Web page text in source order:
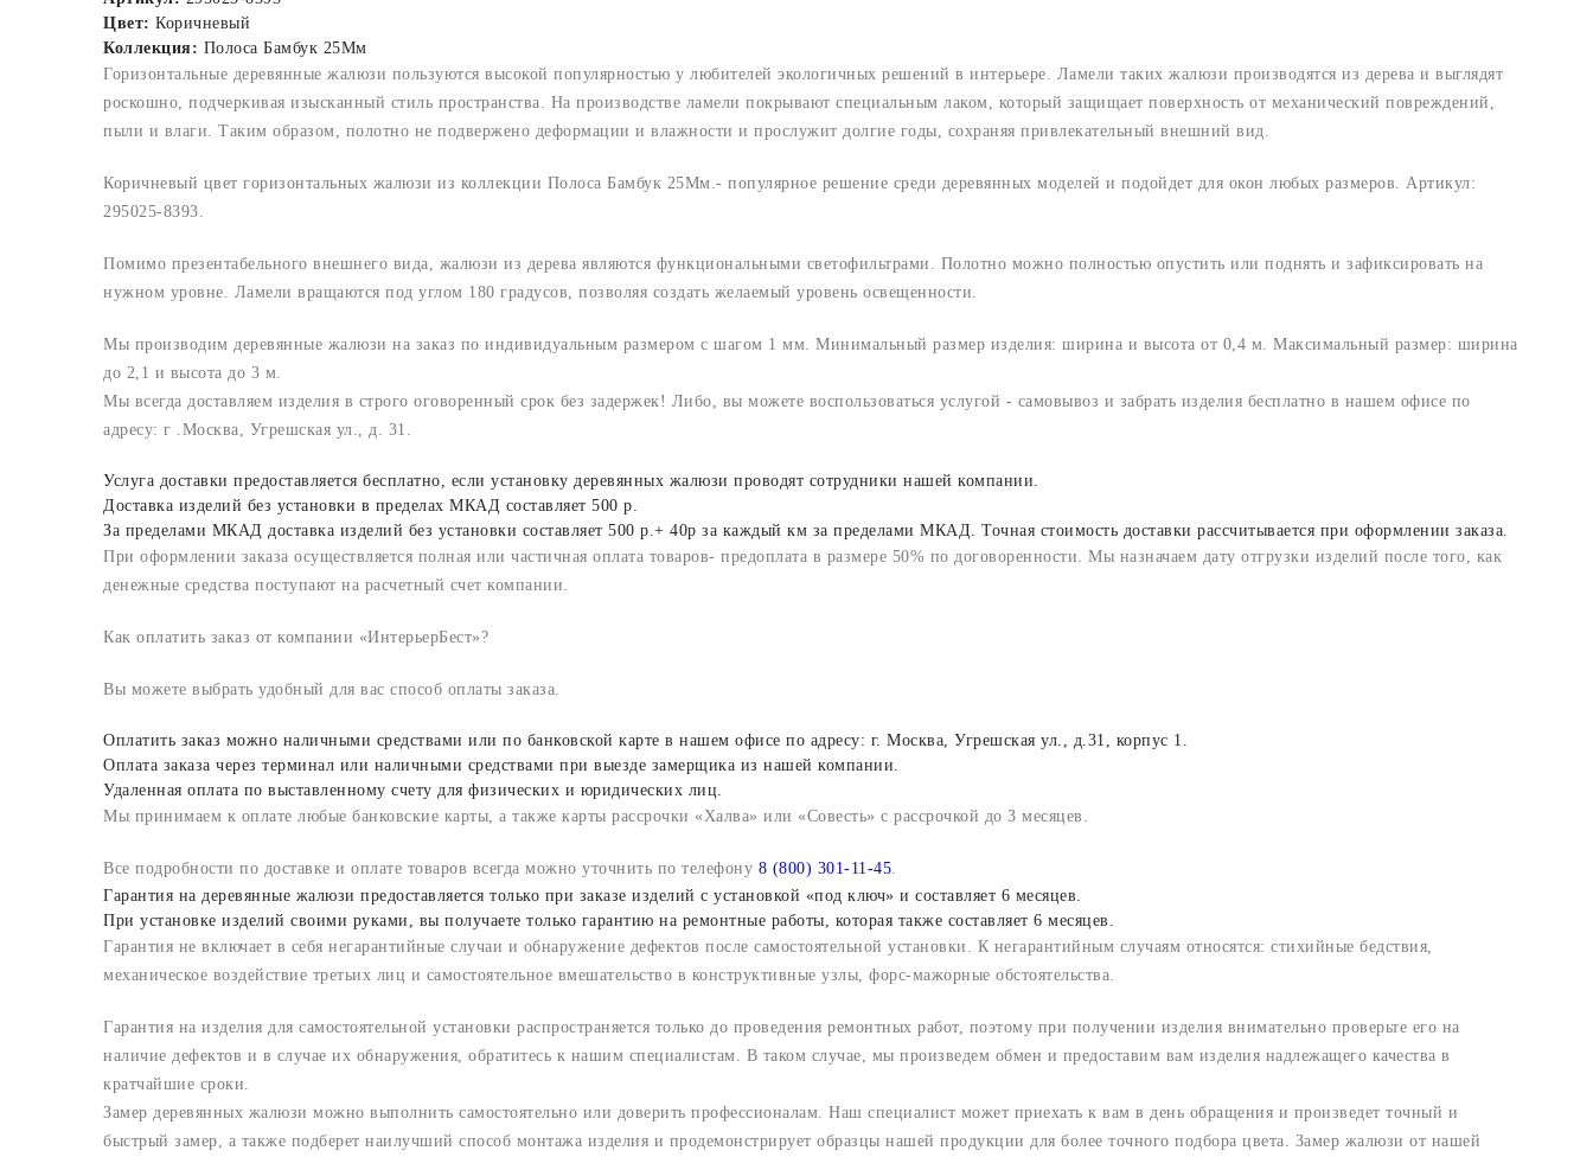
Цвет: Коричневый
Коллекция: Полоса Бамбук 25Мм
Горизонтальные деревянные жалюзи пользуются высокой популярностью у любителей экологичных решений в интерьере. Ламели таких жалюзи производятся из дерева и выглядят
роскошно, подчеркивая изысканный стиль пространства. На производстве ламели покрывают специальным лаком, который защищает поверхность от механический повреждений,
пыли и влаги. Таким образом, полотно не подвержено деформации и влажности и прослужит долгие годы, сохраняя привлекательный внешний вид.
Коричневый цвет горизонтальных жалюзи из коллекции Полоса Бамбук 25Мм.- популярное решение среди деревянных моделей и подойдет для окон любых размеров. Артикул:
295025-8393.
Помимо презентабельного внешнего вида, жалюзи из дерева являются функциональными светофильтрами. Полотно можно полностью опустить или поднять и зафиксировать на
нужном уровне. Ламели вращаются под углом 180 градусов, позволяя создать желаемый уровень освещенности.
Мы производим деревянные жалюзи на заказ по индивидуальным размером с шагом 1 мм. Минимальный размер изделия: ширина и высота от 0,4 м. Максимальный размер: ширина
до 2,1 и высота до 3 м.
Мы всегда доставляем изделия в строго оговоренный срок без задержек! Либо, вы можете воспользоваться услугой - самовывоз и забрать изделия бесплатно в нашем офисе по
адресу: г .Москва, Угрешская ул., д. 31.
Услуга доставки предоставляется бесплатно, если установку деревянных жалюзи проводят сотрудники нашей компании.
Доставка изделий без установки в пределах МКАД составляет 500 р.
За пределами МКАД доставка изделий без установки составляет 500 р.+ 40р за каждый км за пределами МКАД. Точная стоимость доставки рассчитывается при оформлении заказа.
При оформлении заказа осуществляется полная или частичная оплата товаров- предоплата в размере 50% по договоренности. Мы назначаем дату отгрузки изделий после того, как
денежные средства поступают на расчетный счет компании.
Как оплатить заказ от компании «ИнтерьерБест»?
Вы можете выбрать удобный для вас способ оплаты заказа.
Оплатить заказ можно наличными средствами или по банковской карте в нашем офисе по адресу: г. Москва, Угрешская ул., д.31, корпус 1.
Оплата заказа через терминал или наличными средствами при выезде замерщика из нашей компании.
Удаленная оплата по выставленному счету для физических и юридических лиц.
Мы принимаем к оплате любые банковские карты, а также карты рассрочки «Халва» или «Совесть» с рассрочкой до 3 месяцев.
Все подробности по доставке и оплате товаров всегда можно уточнить по телефону 8 (800) 301-11-45
Гарантия на деревянные жалюзи предоставляется только при заказе изделий с установкой «под ключ» и составляет 6 месяцев.
При установке изделий своими руками, вы получаете только гарантию на ремонтные работы, которая также составляет 6 месяцев.
Гарантия не включает в себя негарантийные случаи и обнаружение дефектов после самостоятельной установки. К негарантийным случаям относятся: стихийные бедствия,
механическое воздействие третьих лиц и самостоятельное вмешательство в конструктивные узлы, форс-мажорные обстоятельства.
Гарантия на изделия для самостоятельной установки распространяется только до проведения ремонтных работ, поэтому при получении изделия внимательно проверьте его на
наличие дефектов и в случае их обнаружения, обратитесь к нашим специалистам. В таком случае, мы произведем обмен и предоставим вам изделия надлежащего качества в
кратчайшие сроки.
Замер деревянных жалюзи можно выполнить самостоятельно или доверить профессионалам. Наш специалист может приехать к вам в день обращения и произведет точный и
быстрый замер, а также подберет наилучший способ монтажа изделия и продемонстрирует образцы нашей продукции для более точного подбора цвета. Замер жалюзи от нашей